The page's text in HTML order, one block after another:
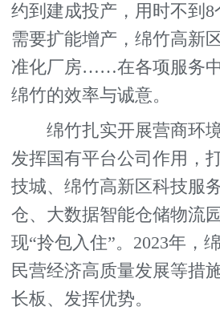
约到建成投产，用时不到
需要扩能增产，绵竹高新
准化厂房……在各项服务
绵竹的效率与诚意。
绵竹扎实开展营商环境
发挥国有平台公司作用，
技城、绵竹高新区科技服
仓、大数据智能仓储物流
现“拎包入住”。2023年，
民营经济高质量发展等措
长板、发挥优势。